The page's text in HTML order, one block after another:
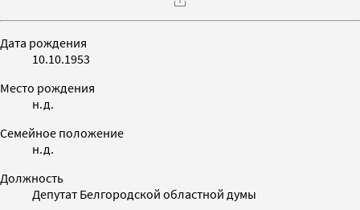
Дата рождения
10.10.1953
Место рождения
н.д.
Семейное положение
н.д.
Должность
Депутат Белгородской областной думы